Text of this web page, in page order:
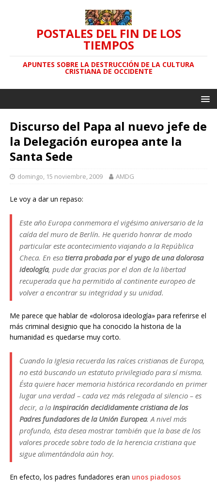
POSTALES DEL FIN DE LOS
TIEMPOS
APUNTES SOBRE LA DESTRUCCIÓN DE LA CULTURA
CRISTIANA DE OCCIDENTE
Discurso del Papa al nuevo jefe de
la Delegación europea ante la
Santa Sede
domingo, 15 noviembre, 2009 AMDG
Le voy a dar un repaso:
Este año Europa conmemora el vigésimo aniversario de la
caída del muro de Berlín. He querido honrar de modo
particular este acontecimiento viajando a la República
Checa. En esa tierra probada por el yugo de una dolorosa
ideología, pude dar gracias por el don de la libertad
recuperada que ha permitido al continente europeo de
volver a encontrar su integridad y su unidad.
Me parece que hablar de «dolorosa ideología» para referirse el
más criminal designio que ha conocido la historia de la
humanidad es quedarse muy corto.
Cuando la Iglesia recuerda las raíces cristianas de Europa,
no está buscando un estatuto privilegiado para sí misma.
Ésta quiere hacer memoria histórica recordando en primer
lugar una verdad – cada vez más relegada al silencio – es
decir, a la inspiración decididamente cristiana de los
Padres fundadores de la Unión Europea. A nivel más
profundo, ésta desea mostrar también que la base de los
valores procede sobre todo de la herencia cristiana que
sigue alimentándola aún hoy.
En efecto, los padres fundadores eran unos piadosos